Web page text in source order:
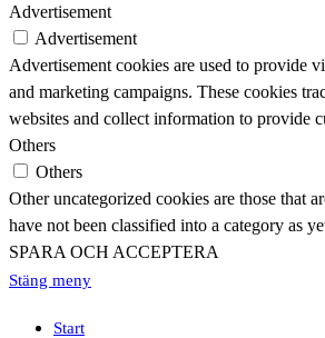
Advertisement
Advertisement
Advertisement cookies are used to provide
and marketing campaigns. These cookies
websites and collect information to provide
Others
Others
Other uncategorized cookies are those that
have not been classified into a category as
SPARA OCH ACCEPTERA
Stäng meny
Start